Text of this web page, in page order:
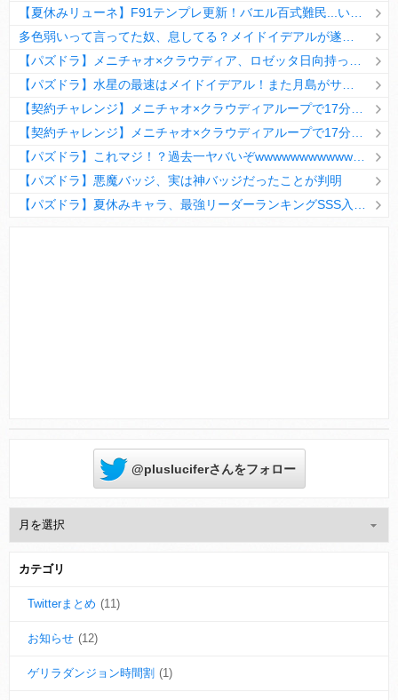
【パズドラ】悪魔バッジ、実は神バッジだったことが判明
@plusluciferさんをフォロー
カテゴリ
Twitterまとめ (11)
お知らせ (12)
ゲリラダンジョン時間割 (1)